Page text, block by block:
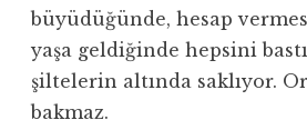
büyüdüğünde, hesap
yaşa geldiğinde hepsini
şiltelerin altında saklıyor.
bakmaz.